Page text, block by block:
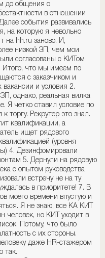
до общения с
в отношении
события развивались
на которую я невольно
на hh.ru заново. И,
низкой ЗП, чем мои
согласованы с КИТом
Итого, что мы имеем по
с заказчиком и
вакансии и условия 2.
однако, реальная вилка
Я четко ставил условие по
торгу. Рекрутер это знал.
квалификации, а
ищет рядового
(уровня
4. Дезинфомировали
5. Дернули на рядовую
с опытом руководства
встречу не на ту
в приоритете! 7. В
моего времени впустую и
Я не знаю, все КА КИТ
человек, но КИТ уходит в
Потому, что было
с их стороны.
даже HR-стажером
так.